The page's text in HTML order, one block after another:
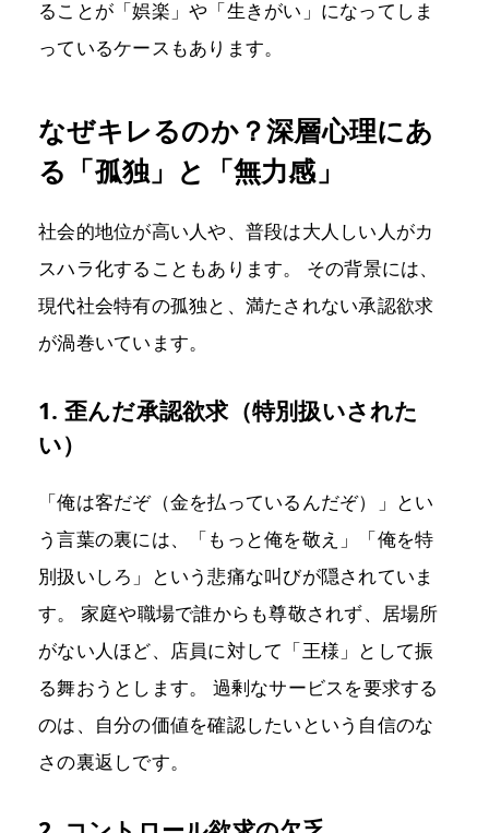
ることが「娯楽」や「生きがい」になってしま
っているケースもあります。
なぜキレるのか？深層心理にあ
る「孤独」と「無力感」
社会的地位が高い人や、普段は大人しい人がカ
スハラ化することもあります。 その背景には、
現代社会特有の孤独と、満たされない承認欲求
が渦巻いています。
1. 歪んだ承認欲求（特別扱いされた
い）
「俺は客だぞ（金を払っているんだぞ）」とい
う言葉の裏には、「もっと俺を敬え」「俺を特
別扱いしろ」という悲痛な叫びが隠されていま
す。 家庭や職場で誰からも尊敬されず、居場所
がない人ほど、店員に対して「王様」として振
る舞おうとします。 過剰なサービスを要求する
のは、自分の価値を確認したいという自信のな
さの裏返しです。